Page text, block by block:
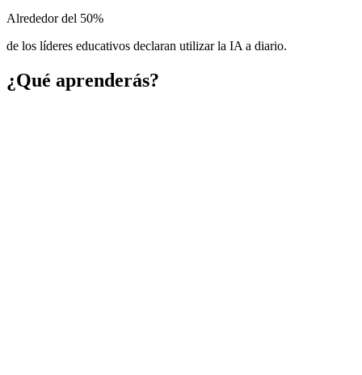
Alrededor del 50%
de los líderes educativos declaran utilizar la IA a diario.
¿Qué aprenderás?